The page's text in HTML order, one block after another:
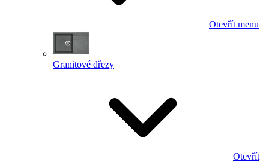
Otevřít menu
Granitové dřezy
Otevřít